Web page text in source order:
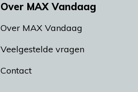
Over MAX Vandaag
Over MAX Vandaag
Veelgestelde vragen
Contact